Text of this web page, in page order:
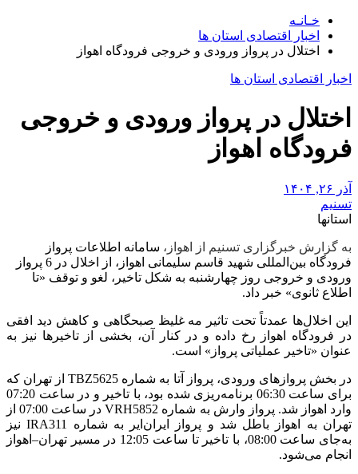
خـانـه
اخبار اقتصادی استان ها
اختلال در پرواز ورودی و خروجی فرودگاه اهواز
اخبار اقتصادی استان ها
اختلال در پرواز ورودی و خروجی
فرودگاه اهواز
آذر ۲۶, ۱۴۰۴
تسنیم
استانها
به گزارش خبرگزاری تسنیم از اهواز، سامانه اطلاعات پرواز
فرودگاه بین‌المللی شهید قاسم سلیمانی اهواز، از اخلال در 6 پرواز
ورودی و خروجی روز چهارشنبه به شکل تاخیر، لغو و توقف «تا
اطلاع ثانوی» خبر داد.
این اخلال‌ها عمدتاً تحت تاثیر مه غلیظ صبحگاهی و کاهش دید افقی
در فرودگاه اهواز رخ داده و در کنار آن، بخشی از تاخیرها نیز به
عنوان «تاخیر عملیاتی پرواز» است.
در بخش پروازهای ورودی، پرواز آتا به شماره TBZ5625 از تهران که
برای ساعت 06:30 برنامه‌ریزی شده بود، با تاخیر و در ساعت 07:20
وارد اهواز شد. پرواز وارش به شماره VRH5852 در ساعت 07:00 از
تهران به اهواز باطل شد و پرواز ایران‌ایر به شماره IRA311 نیز
به‌جای ساعت 08:00، با تاخیر تا ساعت 12:05 در مسیر تهران–اهواز
انجام می‌شود.